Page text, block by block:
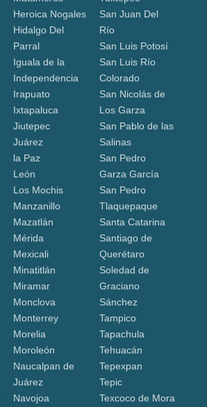
Heroica Nogales
Hidalgo Del
Parral
Iguala de la
Independencia
Irapuato
Ixtapaluca
Jiutepec
Juárez
la Paz
León
Los Mochis
Manzanillo
Mazatlán
Mérida
Mexicali
Minatitlán
Miramar
Monclova
Monterrey
Morelia
Moroleón
Naucalpan de
Juárez
Navojoa
San Juan Del
Río
San Luis Potosí
San Luis Río
Colorado
San Nicolás de
Los Garza
San Pablo de las
Salinas
San Pedro
Garza García
San Pedro
Tlaquepaque
Santa Catarina
Santiago de
Querétaro
Soledad de
Graciano
Sánchez
Tampico
Tapachula
Tehuacán
Tepexpan
Tepic
Texcoco de Mora